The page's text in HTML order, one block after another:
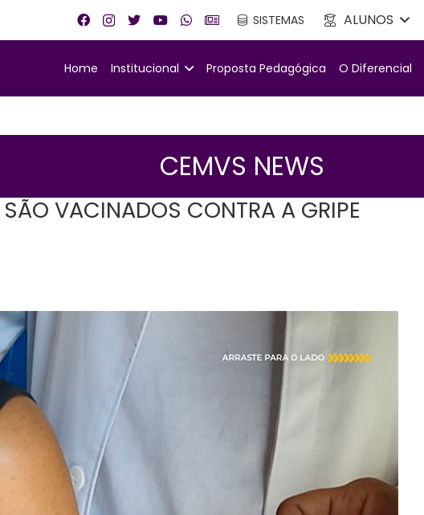
SISTEMAS ALUNOS
Home Institucional Proposta Pedagógica O Diferencial
CEMVS NEWS
VACINADOS CONTRA A GRIPE